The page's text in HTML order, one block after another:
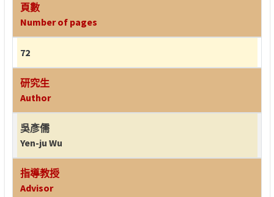
頁數
Number of pages
72
研究生
Author
吳彥儒
Yen-ju Wu
指導教授
Advisor